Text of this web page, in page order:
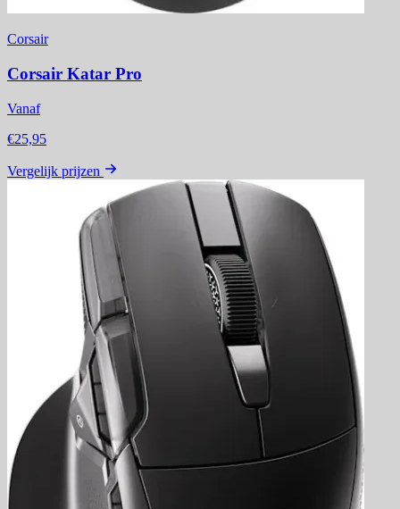
Corsair
Corsair Katar Pro
Vanaf
€25,95
Vergelijk prijzen